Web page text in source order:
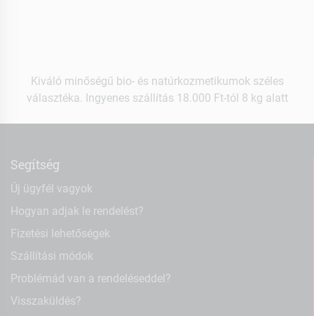
Kiváló minőségű bio- és natúrkozmetikumok széles
választéka. Ingyenes szállítás 18.000 Ft-tól 8 kg alatt
Segítség
Új ügyfél vagyok
Hogyan adjak le rendelést?
Fizetési lehetőségek
Szállítási módok
Problémád van a rendeléseddel?
Visszaküldés?